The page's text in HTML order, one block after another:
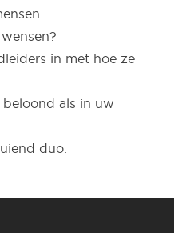
in met hoe ze
als in uw
duo.